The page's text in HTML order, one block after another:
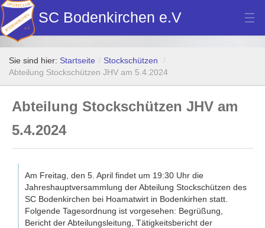
SC Bodenkirchen e.V
Hauptverein
Fußball
Bilder Neubau Vereinsheim
Vereinsheim Hoamat Wirt
Sie sind hier: Startseite / Stockschützen
/
Abteilung Stockschützen JHV am 5.4.2024
Abteilung Stockschützen JHV am
5.4.2024
Am Freitag, den 5. April findet um 19:30 Uhr die
Jahreshauptversammlung der Abteilung Stockschützen des
SC Bodenkirchen bei Hoamatwirt in Bodenkirhen statt.
Folgende Tagesordnung ist vorgesehen: Begrüßung,
Bericht der Abteilungsleitung, Tätigkeitsbericht der